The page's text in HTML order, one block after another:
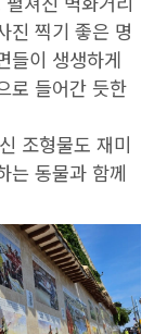
진 찍기 좋은 명
들이 생생하게
로 들어간 듯한
조형물도 재미
는 동물과 함께